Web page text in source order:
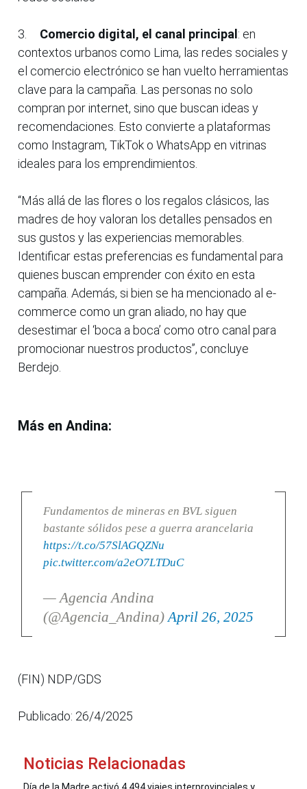
3. Comercio digital, el canal principal : en
contextos urbanos como Lima, las redes sociales y
el comercio electrónico se han vuelto herramientas
clave para la campaña. Las personas no solo
compran por internet, sino que buscan ideas y
recomendaciones. Esto convierte a plataformas
como Instagram, TikTok o WhatsApp en vitrinas
ideales para los emprendimientos.
“Más allá de las flores o los regalos clásicos, las
madres de hoy valoran los detalles pensados en
sus gustos y las experiencias memorables.
Identificar estas preferencias es fundamental para
quienes buscan emprender con éxito en esta
campaña. Además, si bien se ha mencionado al e-
commerce como un gran aliado, no hay que
desestimar el ‘boca a boca’ como otro canal para
promocionar nuestros productos”, concluye
Berdejo.
Más en Andina:
Fundamentos de mineras en BVL siguen
bastante sólidos pese a guerra arancelaria
https://t.co/57SlAGQZNu
pic.twitter.com/a2eO7LTDuC
— Agencia Andina
(@Agencia_Andina) April 26, 2025
(FIN) NDP/GDS
Publicado: 26/4/2025
Noticias Relacionadas